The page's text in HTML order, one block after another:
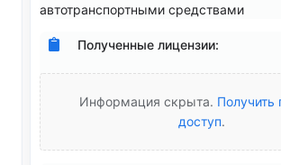
автотранспортными средствами
Полученные лицензии:
Информация скрыта. Получить
доступ.